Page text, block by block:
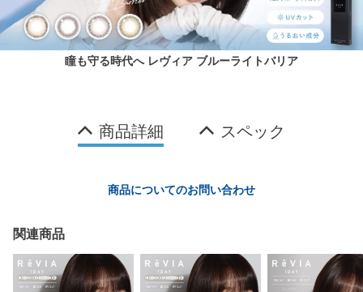
瞳も守る時代へ レヴィア ブルーライトバリア
商品詳細 スペック
商品についてのお問い合わせ
関連商品